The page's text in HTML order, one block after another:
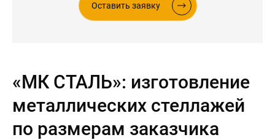
Оставить заявку
«МК СТАЛЬ»: изготовление
металлических стеллажей
по размерам заказчика